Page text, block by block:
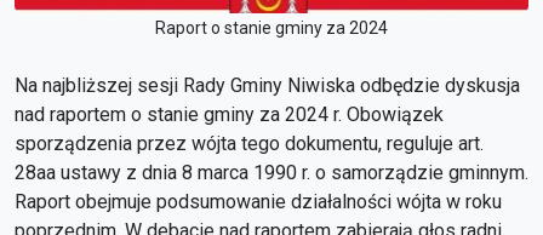
Raport o stanie gminy za 2024
Na najbliższej sesji Rady Gminy Niwiska odbędzie dyskusja
nad raportem o stanie gminy za 2024 r. Obowiązek
sporządzenia przez wójta tego dokumentu, reguluje art.
28aa ustawy z dnia 8 marca 1990 r. o samorządzie gminnym.
Raport obejmuje podsumowanie działalności wójta w roku